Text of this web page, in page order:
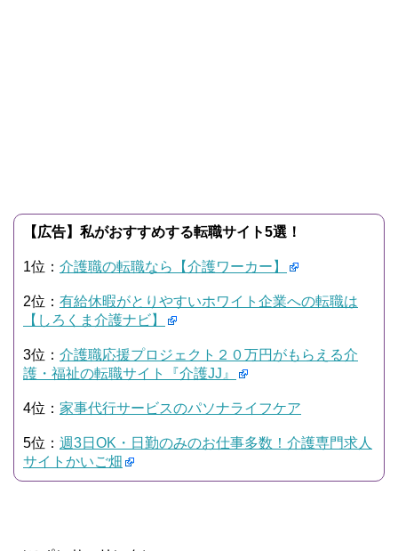
【広告】私がおすすめする転職サイト5選！
1位： 介護職の転職なら【介護ワーカー】
2位： 有給休暇がとりやすいホワイト企業への転職は
【しろくま介護ナビ】
3位： 介護職応援プロジェクト２０万円がもらえる介
護・福祉の転職サイト『介護JJ』
4位： 家事代行サービスのパソナライフケア
5位： 週3日OK・日勤のみのお仕事多数！介護専門求人
サイトかいご畑